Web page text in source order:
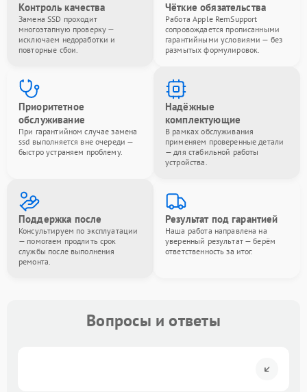
Контроль качества
Замена SSD проходит
многоэтапную проверку —
исключаем недоработки и
повторные сбои.
Чёткие обязательства
Работа Apple RemSupport
сопровождается прописанными
гарантийными условиями — без
размытых формулировок.
Приоритетное
обслуживание
При гарантийном случае замена
ssd выполняется вне очереди —
быстро устраняем проблему.
Надёжные
комплектующие
В рамках обслуживания
применяем проверенные детали
— для стабильной работы
устройства.
Поддержка после
Консультируем по эксплуатации
— помогаем продлить срок
службы после выполнения
ремонта.
Результат под гарантией
Наша работа направлена на
уверенный результат — берём
ответственность за итог.
Вопросы и ответы